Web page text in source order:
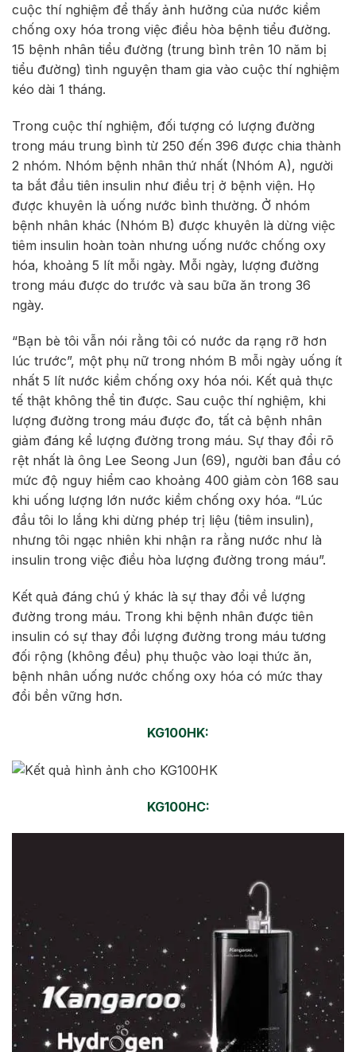
cuộc thí nghiệm để thấy ảnh hưởng của nước kiềm
chống oxy hóa trong việc điều hòa bệnh tiểu đường.
15 bệnh nhân tiểu đường (trung bình trên 10 năm bị
tiểu đường) tình nguyện tham gia vào cuộc thí nghiệm
kéo dài 1 tháng.
Trong cuộc thí nghiệm, đối tượng có lượng đường
trong máu trung bình từ 250 đến 396 được chia thành
2 nhóm. Nhóm bệnh nhân thứ nhất (Nhóm A), người
ta bắt đầu tiên insulin như điều trị ở bệnh viện. Họ
được khuyên là uống nước bình thường. Ở nhóm
bệnh nhân khác (Nhóm B) được khuyên là dừng việc
tiêm insulin hoàn toàn nhưng uống nước chống oxy
hóa, khoảng 5 lít mỗi ngày. Mỗi ngày, lượng đường
trong máu được do trước và sau bữa ăn trong 36
ngày.
“Bạn bè tôi vẫn nói rằng tôi có nước da rạng rỡ hơn
lúc trước”, một phụ nữ trong nhóm B mỗi ngày uống ít
nhất 5 lít nước kiềm chống oxy hóa nói. Kết quả thực
tế thật không thể tin được. Sau cuộc thí nghiệm, khi
lượng đường trong máu được đo, tất cả bệnh nhân
giảm đáng kể lượng đường trong máu. Sự thay đổi rõ
rệt nhất là ông Lee Seong Jun (69), người ban đầu có
mức độ nguy hiểm cao khoảng 400 giảm còn 168 sau
khi uống lượng lớn nước kiềm chống oxy hóa. “Lúc
đầu tôi lo lắng khi dừng phép trị liệu (tiêm insulin),
nhưng tôi ngạc nhiên khi nhận ra rằng nước như là
insulin trong việc điều hòa lượng đường trong máu”.
Kết quả đáng chú ý khác là sự thay đổi về lượng
đường trong máu. Trong khi bệnh nhân được tiên
insulin có sự thay đổi lượng đường trong máu tương
đối rộng (không đều) phụ thuộc vào loại thức ăn,
bệnh nhân uống nước chống oxy hóa có mức thay
đổi bền vững hơn.
KG100HK:
KG100HC: